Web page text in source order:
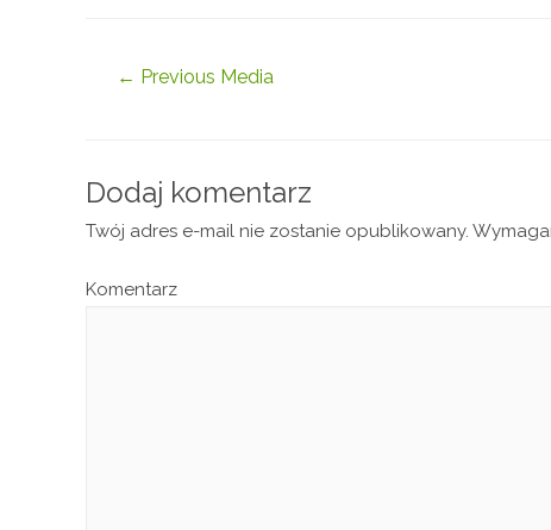
← Previous Media
Dodaj komentarz
Twój adres e-mail nie zostanie opublikowany.
Komentarz